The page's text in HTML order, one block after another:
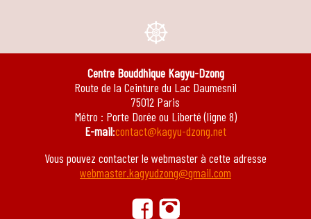
e
Centre Bouddhique Kagyu-Dzong
Route de la Ceinture du Lac Daumesnil
75012 Paris
Métro : Porte Dorée ou Liberté (ligne 8)
E-mail:contact@kagyu-dzong.net
Vous pouvez contacter le webmaster à cette adresse
webmaster.kagyudzong@gmail.com
ä ġ